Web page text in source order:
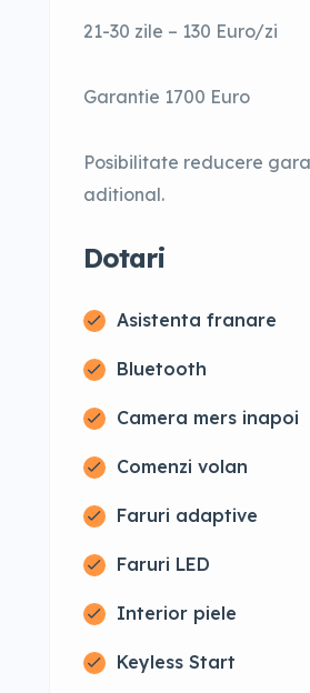
21-30 zile – 130 Euro/zi
Garantie 1700 Euro
Posibilitate reducere
aditional.
Dotari
Asistenta franare
Bluetooth
Camera mers inapoi
Comenzi volan
Faruri adaptive
Faruri LED
Interior piele
Keyless Start